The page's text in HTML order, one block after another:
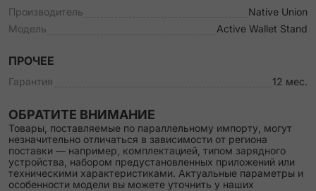
Производитель
Native Union
Модель
Active Wallet Stand
ПРОЧЕЕ
Гарантия 12 мес.
ОБРАТИТЕ ВНИМАНИЕ
Товары, поставляемые по параллельному импорту, могут
незначительно отличаться в зависимости от региона
поставки — например, комплектацией, типом зарядного
устройства, набором предустановленных приложений или
техническими характеристиками. Актуальные параметры и
особенности модели вы можете уточнить у наших